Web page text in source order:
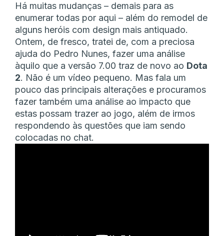
Há muitas mudanças – demais para as
enumerar todas por aqui – além do remodel de
alguns heróis com design mais antiquado.
Ontem, de fresco, tratei de, com a preciosa
ajuda do Pedro Nunes, fazer uma análise
àquilo que a versão 7.00 traz de novo ao Dota
2. Não é um vídeo pequeno. Mas fala um
pouco das principais alterações e procuramos
fazer também uma análise ao impacto que
estas possam trazer ao jogo, além de irmos
respondendo às questões que iam sendo
colocadas no chat.